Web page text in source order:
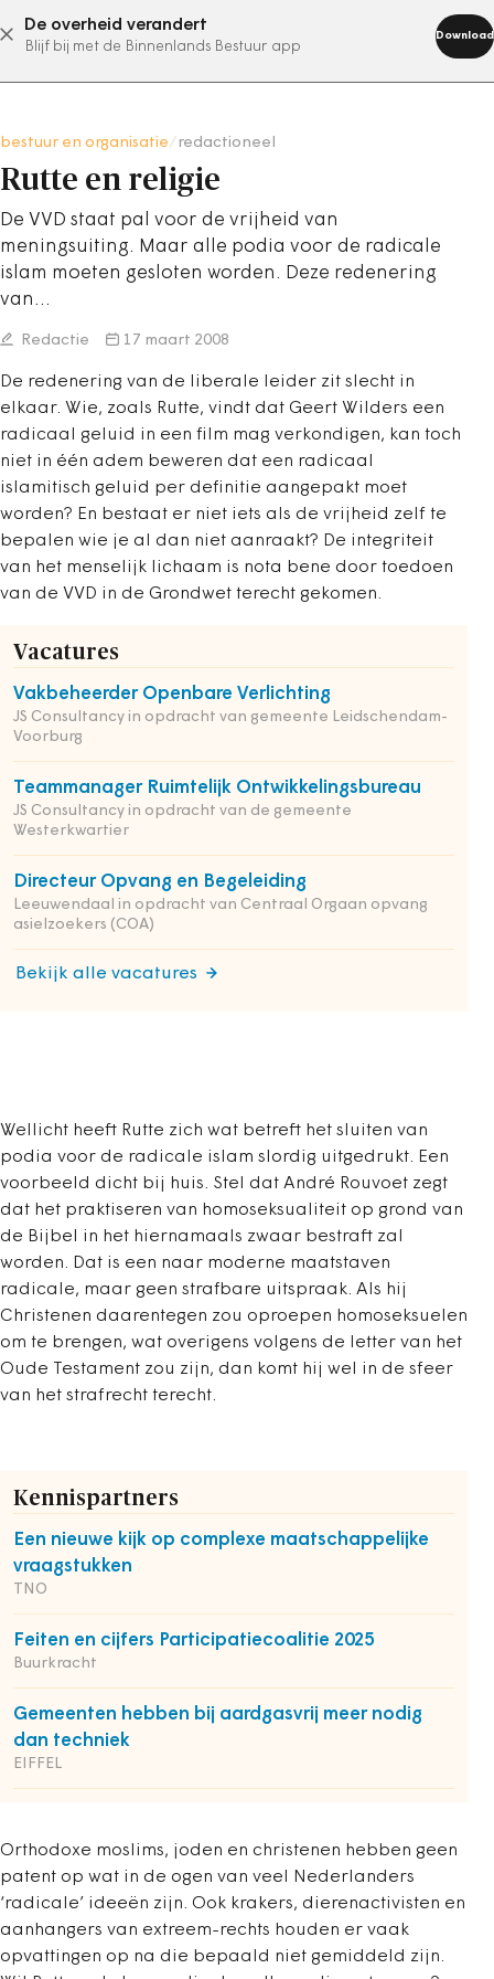
De overheid verandert
Blijf bij met de Binnenlands Bestuur app
Download
abonneer nu
bestuur en organisatie redactioneel
Rutte en religie
De VVD staat pal voor de vrijheid van
meningsuiting. Maar alle podia voor de radicale
islam moeten gesloten worden. Deze redenering
van…
Redactie 17 maart 2008
De redenering van de liberale leider zit slecht in
elkaar. Wie, zoals Rutte, vindt dat Geert Wilders een
radicaal geluid in een film mag verkondigen, kan toch
niet in één adem beweren dat een radicaal
islamitisch geluid per definitie aangepakt moet
worden? En bestaat er niet iets als de vrijheid zelf te
bepalen wie je al dan niet aanraakt? De integriteit
van het menselijk lichaam is nota bene door toedoen
van de VVD in de Grondwet terecht gekomen.
Vacatures
Vakbeheerder Openbare Verlichting
JS Consultancy in opdracht van gemeente Leidschendam-
Voorburg
Teammanager Ruimtelijk Ontwikkelingsbureau
JS Consultancy in opdracht van de gemeente
Westerkwartier
Directeur Opvang en Begeleiding
Leeuwendaal in opdracht van Centraal Orgaan opvang
asielzoekers (COA)
Bekijk alle vacatures
Wellicht heeft Rutte zich wat betreft het sluiten van
podia voor de radicale islam slordig uitgedrukt. Een
voorbeeld dicht bij huis. Stel dat André Rouvoet zegt
dat het praktiseren van homoseksualiteit op grond van
de Bijbel in het hiernamaals zwaar bestraft zal
worden. Dat is een naar moderne maatstaven
radicale, maar geen strafbare uitspraak. Als hij
Christenen daarentegen zou oproepen homoseksuelen
om te brengen, wat overigens volgens de letter van het
Oude Testament zou zijn, dan komt hij wel in de sfeer
van het strafrecht terecht.
Kennispartners
Een nieuwe kijk op complexe maatschappelijke
vraagstukken
TNO
Feiten en cijfers Participatiecoalitie 2025
Buurkracht
Gemeenten hebben bij aardgasvrij meer nodig
dan techniek
EIFFEL
Orthodoxe moslims, joden en christenen hebben geen
patent op wat in de ogen van veel Nederlanders
‘radicale’ ideeën zijn. Ook krakers, dierenactivisten en
aanhangers van extreem-rechts houden er vaak
opvattingen op na die bepaald niet gemiddeld zijn.